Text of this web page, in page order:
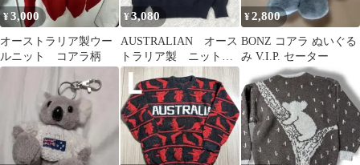
¥3,000
オーストラリア製ウー
ルニット コアラ柄
¥3,080
AUSTRALIAN オース
トラリア製 ニット
ヴィンテージ コア
ラ 長袖
¥2,800
BONZ コアラ ぬいぐる
み V.I.P. セーター